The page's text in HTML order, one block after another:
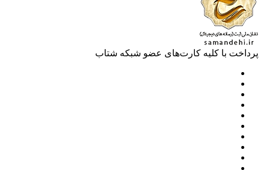
با کلیه کارت‌های عضو شبکه شتاب